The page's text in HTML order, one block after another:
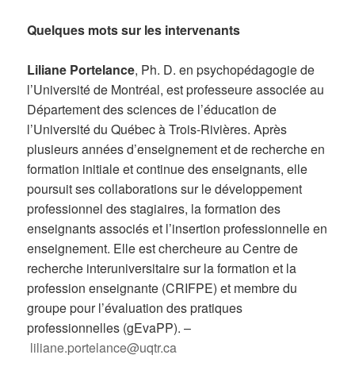
Quelques mots sur les intervenants
Liliane Portelance, Ph. D. en psychopédagogie de
l’Université de Montréal, est professeure associée au
Département des sciences de l’éducation de
l’Université du Québec à Trois-Rivières. Après
plusieurs années d’enseignement et de recherche en
formation initiale et continue des enseignants, elle
poursuit ses collaborations sur le développement
professionnel des stagiaires, la formation des
enseignants associés et l’insertion professionnelle en
enseignement. Elle est chercheure au Centre de
recherche interuniversitaire sur la formation et la
profession enseignante (CRIFPE) et membre du
groupe pour l’évaluation des pratiques
professionnelles (gEvaPP). –
liliane.portelance@uqtr.ca